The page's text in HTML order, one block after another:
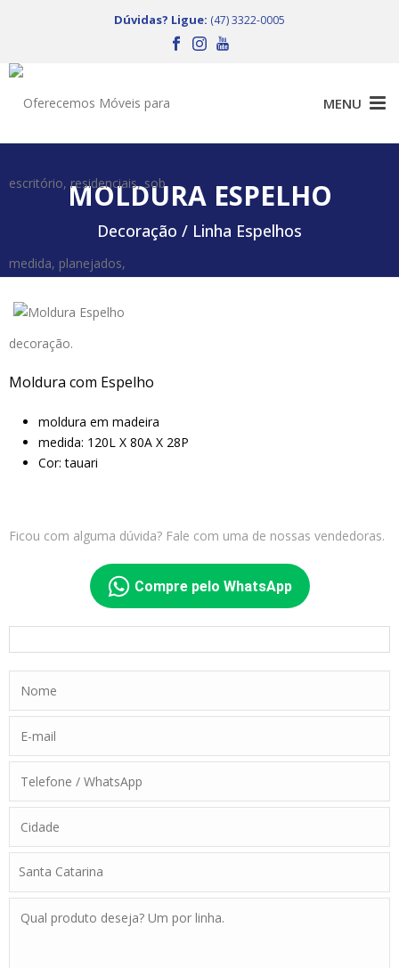
Dúvidas? Ligue: (47) 3322-0005
MOLDURA ESPELHO
Decoração / Linha Espelhos
Moldura com Espelho
moldura em madeira
medida: 120L X 80A X 28P
Cor: tauari
Ficou com alguma dúvida? Fale com uma de nossas vendedoras.
Compre pelo WhatsApp